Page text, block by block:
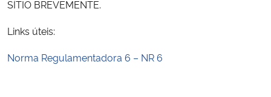
SÍTIO BREVEMENTE.
Links úteis:
Norma Regulamentadora 6 – NR 6